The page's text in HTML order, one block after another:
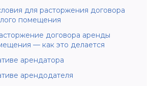
для расторжения договора
помещения
договора аренды
— как это делается
арендатора
арендодателя